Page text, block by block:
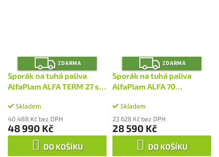
Z
D
A
R
M
ZDARMA
Sporák na tuhá paliva
AlfaPlam ALFA TERM 27 s
antracit/pravý
Skladem
40 488 Kč bez DPH
48 990 Kč
DO KOŠÍKU
Z
D
A
R
M
ZDARMA
Sporák na tuhá paliva
AlfaPlam ALFA 70
pravý
Skladem
23 628 Kč bez DPH
28 590 Kč
DO KOŠÍKU